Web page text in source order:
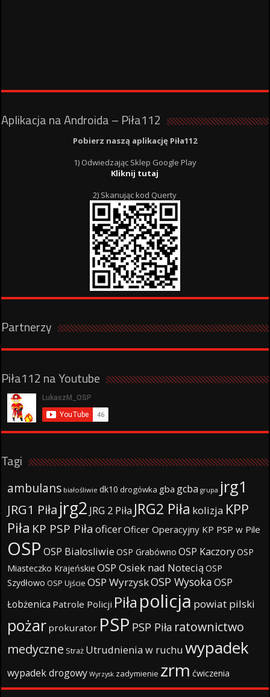
Aplikacja na Androida – Piła112
Pobierz naszą aplikację Piła112
1) Odwiedzając Sklep Google Play
Kliknij tutaj
2) Skanując kod Querty
Partnerzy
Piła112 na Youtube
Tagi
ambulans białośliwie dk10 drogówka gba gcba grupa jrg1
JRG1 Piła jrg2 JRG 2 Piła JRG2 Piła kolizja KPP
Piła KP PSP Piła oficerOficer Operacyjny KP PSP w Pile
OSP OSP Bialosliwie OSP Grabówno OSP KaczoryOSP
Miasteczko Krajeńskie OSP Osiek nad Notecią OSP
Szydłowo OSP Ujście OSP WyrzyskOSP WysokaOSP
Łobżenica Patrole Policji Piła policja powiat pilski
pożar prokurator PSP PSP Piła ratownictwo
medyczne Straż Utrudnienia w ruchu wypadek
wypadek drogowy Wyrzysk zadymienie zrm ćwiczenia